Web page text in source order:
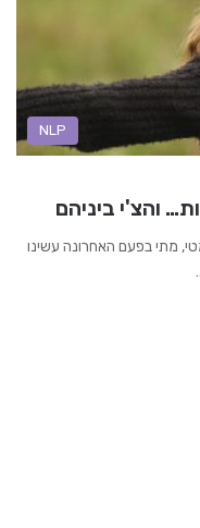
NLP
מתי בפעם האחרונה עשינו